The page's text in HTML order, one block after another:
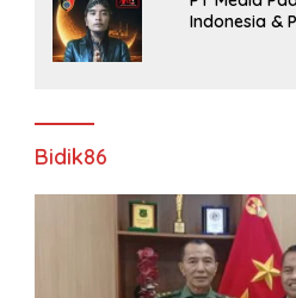
Indonesia &
Bidik86